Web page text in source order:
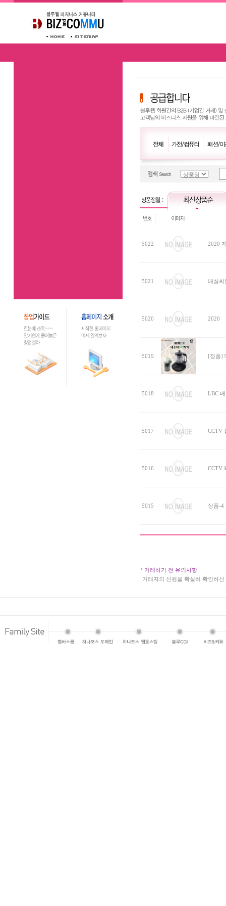
5022 2020
5021 매실씨
5020 2020
5019 [정품]
5018 LBC
5017 CCTV
5016 CCTV
5015 상품-4
거래하기 전 유의사항
거래자의 신원을 확실히 확인하